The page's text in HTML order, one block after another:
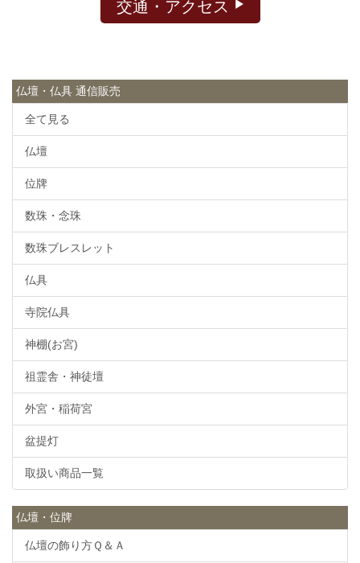
交通・アクセス
仏壇・仏具 通信販売
全て見る
仏壇
位牌
数珠・念珠
数珠ブレスレット
仏具
寺院仏具
神棚(お宮)
祖霊舎・神徒壇
外宮・稲荷宮
盆提灯
取扱い商品一覧
仏壇・位牌
仏壇の飾り方Ｑ＆Ａ